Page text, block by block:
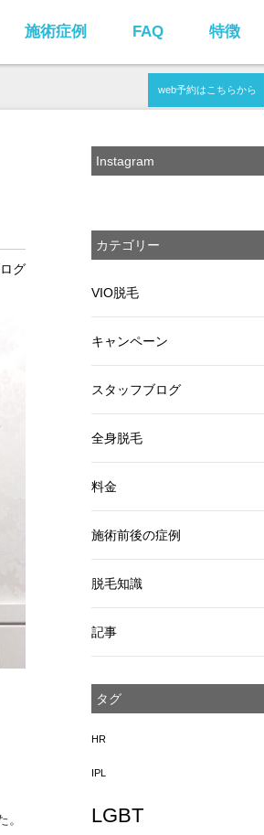
施術症例 FAQ 特徴
web予約はこちらから
グ
Instagram
カテゴリー
VIO脱毛
キャンペーン
スタッフブログ
全身脱毛
料金
施術前後の症例
脱毛知識
記事
タグ
HR
IPL
LGBT